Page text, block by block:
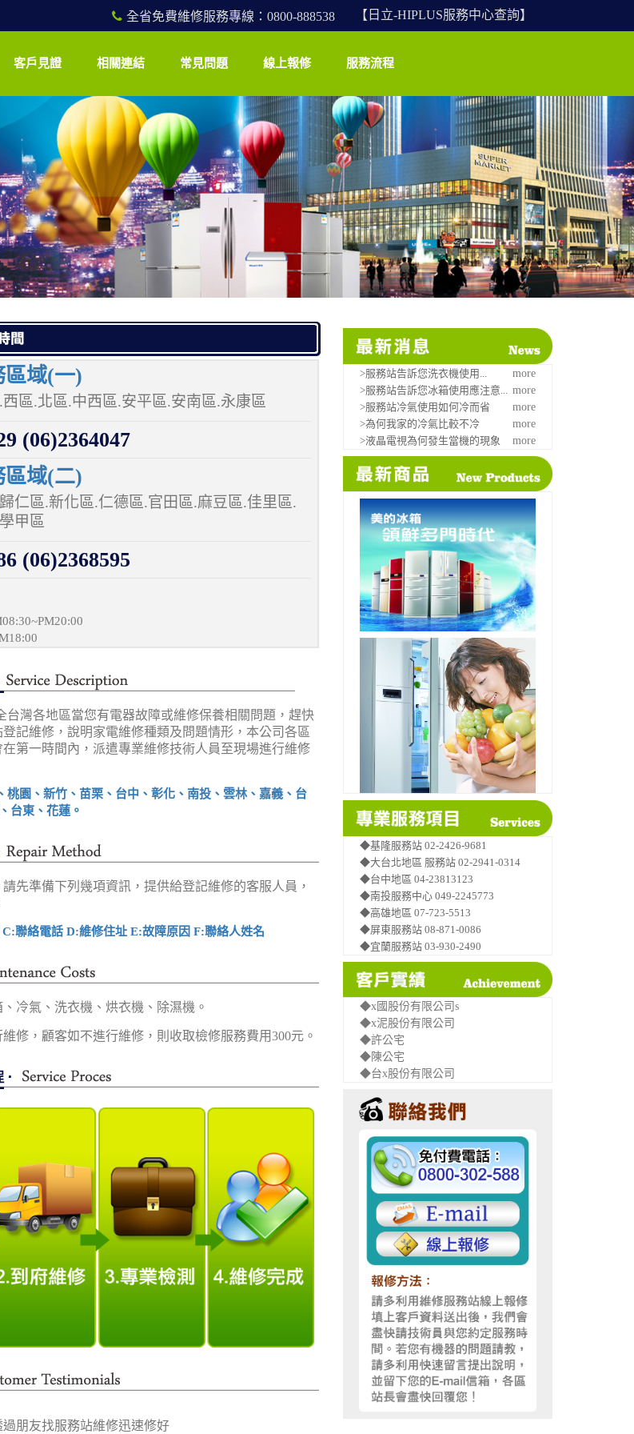
【日立-HIPLUS服務中心查詢】
全省免費維修服務專線：0800-888538
客戶見證 相關連結 常見問題 線上報修 服務流程
域(一)
區.北區.中西區.安平區.安南區.永康區
(06)2364047
域(二)
仁區.新化區.仁德區.官田區.麻豆區.佳里區.
甲區
(06)2368595
台灣各地區當您有電器故障或維修保養相關問題，趕快
記維修，說明家電維修種類及問題情形，本公司各區
第一時間內，派遣專業維修技術人員至現場進行維修
桃園、新竹、苗栗、台中、彰化、南投、雲林、嘉義、台
台東、花蓮。
先準備下列幾項資訊，提供給登記維修的客服人員，
聯絡電話 D:維修住址 E:故障原因 F:聯絡人姓名
冷氣、洗衣機、烘衣機、除濕機。
修，顧客如不進行維修，則收取檢修服務費用300元。
朋友找服務站維修迅速修好
>服務站告訴您洗衣機使用...
more
>服務站告訴您冰箱使用應注意...
more
>服務站冷氣使用如何冷而省
more
>為何我家的冷氣比較不冷
more
>液晶電視為何發生當機的現象
more
◆基隆服務站 02-2426-9681
◆大台北地區 服務站 02-2941-0314
◆台中地區 04-23813123
◆南投服務中心 049-2245773
◆高雄地區 07-723-5513
◆屏東服務站 08-871-0086
◆宜蘭服務站 03-930-2490
◆x國股份有限公司s
◆x泥股份有限公司
◆許公宅
◆陳公宅
◆台x股份有限公司